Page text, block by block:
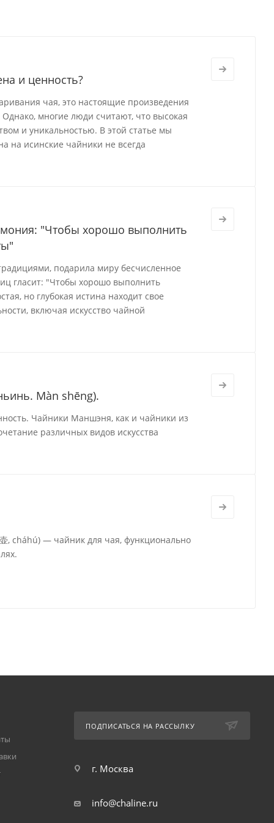
и ценность?
чая, это настоящие произведения
многие люди считают, что высокая
и уникальностью. В этой статье мы
на исинские чайники не всегда
"Чтобы хорошо выполнить
подарила миру бесчисленное
гласит: "Чтобы хорошо выполнить
но глубокая истина находит свое
включая искусство чайной
Màn shēng).
Чайники Маншэня, как и чайники из
различных видов искусства
, cháhú) — чайник для чая, функционально
ПОДПИСАТЬСЯ НА РАССЫЛКУ
г. Москва
info@chaline.ru